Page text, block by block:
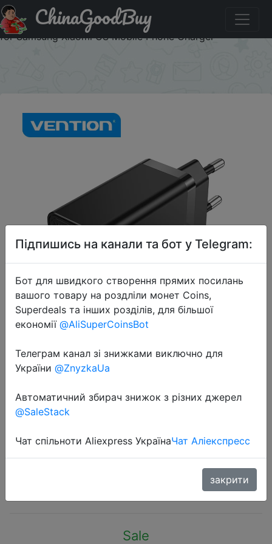
Купити на розпродажі Vention 5V 2.4A USB Charger for
iPhone X 8 7 iPad 12W Fast Wall Charger EU UK Adapter
for Samsung Xiaomi US Mobile Phone Charger
ChinaGoodBuy
2022-10-14
Vention 5V 2.4A USB Charger for
iPhone X 8 7 iPad 12W Fast Wall
Charger EU UK Adapter for
Charger
Sale
Підпишись на канали та бот у Telegram:
Бот для швидкого створення прямих посилань
вашого товару на роздліли монет Coins,
Superdeals та інших розділів, для більшої
економії @AliSuperCoinsBot
Телеграм канал зі знижками виключно для
України @ZnyzkaUa
Автоматичний збирач знижок з різних джерел
@SaleStack
Чат спільноти Aliexpress УкраїнаЧат Аліекспресс
закрити